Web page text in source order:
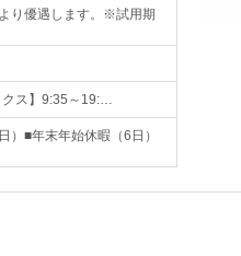
り優遇します。※試用期
クス】9:35～19:…
）■年末年始休暇（6日）